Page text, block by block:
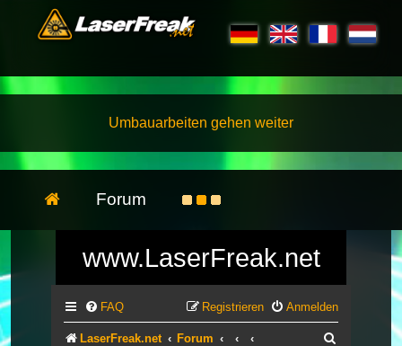
Umbauarbeiten gehen weiter
Forum
www.LaserFreak.net
FAQ Anmelden
Registrieren
LaserFreak.net Forum